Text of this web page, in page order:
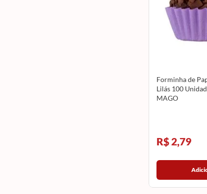
Forminha de
Lilás 100
MAGO
R$ 2,79